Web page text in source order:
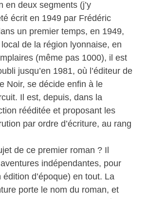
en deux segments (j’y
écrit en 1949 par Frédéric
un premier temps, en 1949,
de la région lyonnaise, en
(même pas 1000), il est
jusqu’en 1981, où l’éditeur de
Noir, se décide enfin à le
Il est, depuis, dans la
rééditée et proposant les
par ordre d’écriture, au rang
de ce premier roman ? Il
indépendantes, pour
d’époque) en tout. La
porte le nom du roman, et